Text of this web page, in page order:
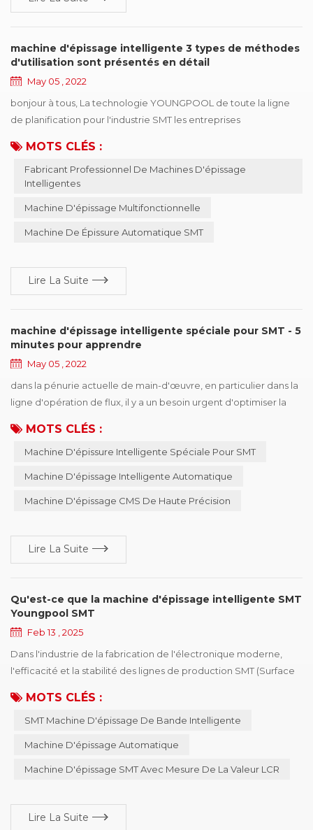
machine d'épissage intelligente 3 types de méthodes
d'utilisation sont présentés en détail
May 05 , 2022
bonjour à tous, La technologie YOUNGPOOL de toute la ligne
de planification pour l'industrie SMT les entreprises
pour les lignes d'automatisation ont une connaissance et une
compréhension plus profondes, donc en 2007 ont commencé à
développer la machine intelligente, passer pour améliorer en
permanence perfectionné et, à ce jour en 202...
MOTS CLÉS :
Fabricant Professionnel De Machines D'épissage
Intelligentes
Machine D'épissage Multifonctionnelle
Machine De Épissure Automatique SMT
Lire La Suite
machine d'épissage intelligente spéciale pour SMT - 5
minutes pour apprendre
May 05 , 2022
dans la pénurie actuelle de main-d'œuvre, en particulier dans la
ligne d'opération de flux, il y a un besoin urgent d'optimiser la
mission de " rendre la fabrication électronique plus simple !" et
fait des efforts continus pour le développement de l'industrie.
l'ingéniosité! te...
MOTS CLÉS :
Machine D'épissure Intelligente Spéciale Pour SMT
Machine D'épissage Intelligente Automatique
Machine D'épissage CMS De Haute Précision
Lire La Suite
Qu'est-ce que la machine d'épissage intelligente SMT
Youngpool SMT
Feb 13 , 2025
Dans l'industrie de la fabrication de l'électronique moderne,
l'efficacité et la stabilité des lignes de production SMT (Surface
entreprise. Pour améliorer davantage le niveau
d'automatisation de la production et réduire l'intervention
d'épissage à ruban intelligent SMT . Cet appareil est s...
MOTS CLÉS :
SMT Machine D'épissage De Bande Intelligente
Machine D'épissage Automatique
Machine D'épissage SMT Avec Mesure De La Valeur LCR
Lire La Suite